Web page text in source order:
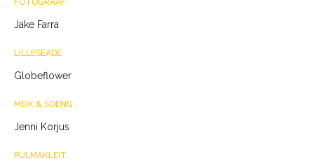
FOTOGRAAF
Jake Farra
LILLESEADE
Globeflower
MEIK & SOENG
Jenni Korjus
PULMAKLEIT